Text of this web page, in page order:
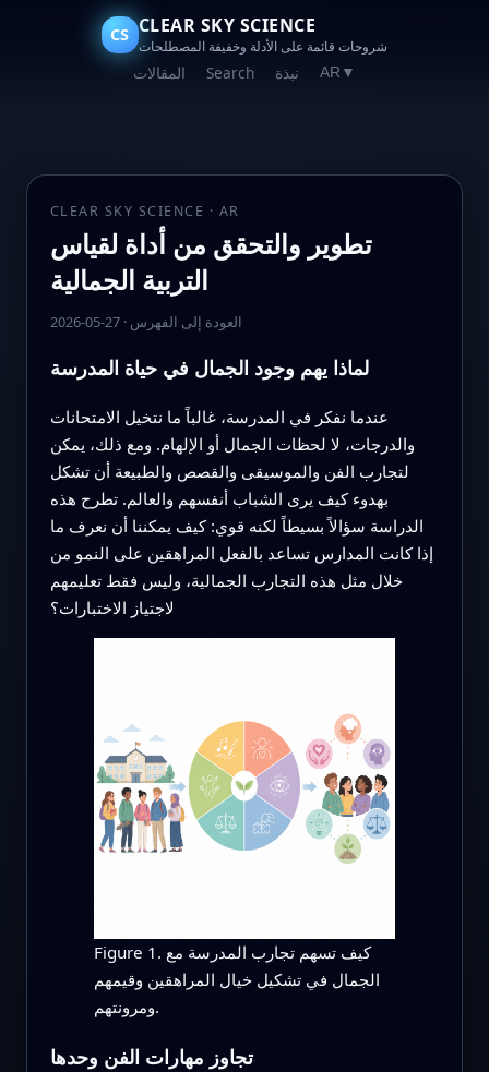
CS CLEAR SKY SCIENCE
شروحات قائمة على الأدلة وخفيفة المصطلحات
المقالات Search نبذة AR ▼
CLEAR SKY SCIENCE · AR
تطوير والتحقق من أداة لقياس
التربية الجمالية
2026-05-27· العودة إلى الفهرس
لماذا يهم وجود الجمال في حياة المدرسة
عندما نفكر في المدرسة، غالباً ما نتخيل الامتحانات
والدرجات، لا لحظات الجمال أو الإلهام. ومع ذلك، يمكن
لتجارب الفن والموسيقى والقصص والطبيعة أن تشكل
بهدوء كيف يرى الشباب أنفسهم والعالم. تطرح هذه
الدراسة سؤالاً بسيطاً لكنه قوي: كيف يمكننا أن نعرف ما
إذا كانت المدارس تساعد بالفعل المراهقين على النمو من
خلال مثل هذه التجارب الجمالية، وليس فقط تعليمهم
لاجتياز الاختبارات؟
Figure 1. كيف تسهم تجارب المدرسة مع
الجمال في تشكيل خيال المراهقين وقيمهم
ومرونتهم.
تجاوز مهارات الفن وحدها